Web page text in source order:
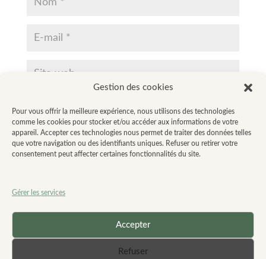
Gestion des cookies
Pour vous offrir la meilleure expérience, nous utilisons des technologies
comme les cookies pour stocker et/ou accéder aux informations de votre
appareil. Accepter ces technologies nous permet de traiter des données telles
que votre navigation ou des identifiants uniques. Refuser ou retirer votre
consentement peut affecter certaines fonctionnalités du site.
Gérer les services
Accepter
Refuser
navigateur pour mon prochain commentaire.